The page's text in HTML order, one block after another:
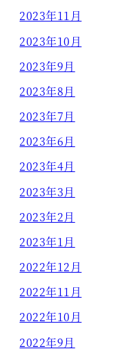
2023年11月
2023年10月
2023年9月
2023年8月
2023年7月
2023年6月
2023年4月
2023年3月
2023年2月
2023年1月
2022年12月
2022年11月
2022年10月
2022年9月